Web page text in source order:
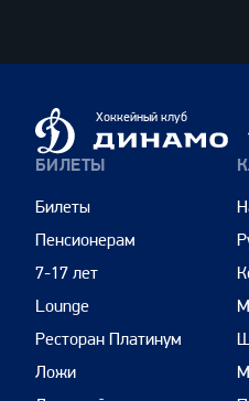
Динамо
Москва
Хоккейный клуб
БИЛЕТЫ
Билеты
Пенсионерам
7-17 лет
Lounge
Ресторан Платинум
Ложи